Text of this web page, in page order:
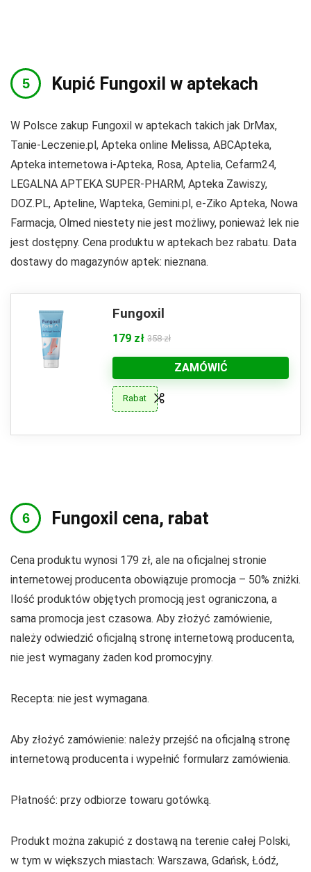
Kupić Fungoxil w aptekach
W Polsce zakup Fungoxil w aptekach takich jak DrMax,
Tanie-Leczenie.pl, Apteka online Melissa, ABCApteka,
Apteka internetowa i-Apteka, Rosa, Aptelia, Cefarm24,
LEGALNA APTEKA SUPER-PHARM, Apteka Zawiszy,
DOZ.PL, Apteline, Wapteka, Gemini.pl, e-Ziko Apteka, Nowa
Farmacja, Olmed niestety nie jest możliwy, ponieważ lek nie
jest dostępny. Cena produktu w aptekach bez rabatu. Data
dostawy do magazynów aptek: nieznana.
Fungoxil
179 zł 358 zł
ZAMÓWIĆ
Rabat
Fungoxil cena, rabat
Cena produktu wynosi 179 zł, ale na oficjalnej stronie
internetowej producenta obowiązuje promocja – 50% zniżki.
Ilość produktów objętych promocją jest ograniczona, a
sama promocja jest czasowa. Aby złożyć zamówienie,
należy odwiedzić oficjalną stronę internetową producenta,
nie jest wymagany żaden kod promocyjny.
Recepta: nie jest wymagana.
Aby złożyć zamówienie: należy przejść na oficjalną stronę
internetową producenta i wypełnić formularz zamówienia.
Płatność: przy odbiorze towaru gotówką.
Produkt można zakupić z dostawą na terenie całej Polski,
w tym w większych miastach: Warszawa, Gdańsk, Łódź,